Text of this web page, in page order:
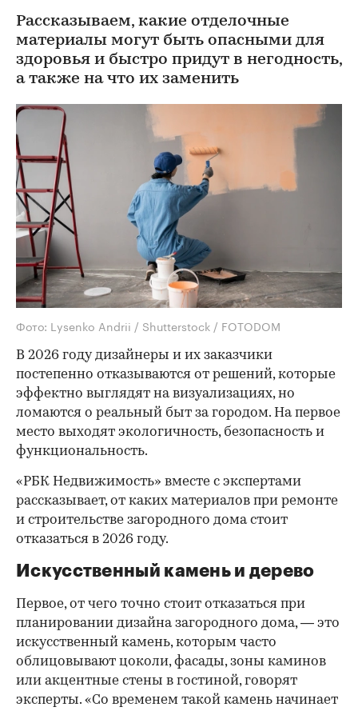
Рассказываем, какие отделочные
материалы могут быть опасными для
здоровья и быстро придут в негодность,
а также на что их заменить
Фото: Lysenko Andrii / Shutterstock / FOTODOM
В 2026 году дизайнеры и их заказчики
постепенно отказываются от решений, которые
эффектно выглядят на визуализациях, но
ломаются о реальный быт за городом. На первое
место выходят экологичность, безопасность и
функциональность.
«РБК Недвижимость» вместе с экспертами
рассказывает, от каких материалов при ремонте
и строительстве загородного дома стоит
отказаться в 2026 году.
Искусственный камень и дерево
Первое, от чего точно стоит отказаться при
планировании дизайна загородного дома, — это
искусственный камень, которым часто
облицовывают цоколи, фасады, зоны каминов
или акцентные стены в гостиной, говорят
эксперты. «Со временем такой камень начинает